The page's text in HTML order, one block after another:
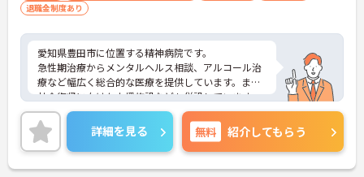
退職金制度あり
愛知県豊田市に位置する精神病院です。
急性期治療からメンタルヘルス相談、アルコール治
療など幅広く総合的な医療を提供しています。また
社会復帰に向けた支援施設なども併設しています。
複数の精神保健福祉士が在籍しており、相談しなが
ら業務を進めることができます。
マイカー通勤可能、無料駐車場あるので通勤も便利
です。
ご興味ある方には、面接対策ポイントなど、さらに
詳細を見る 無料 紹介してもらう